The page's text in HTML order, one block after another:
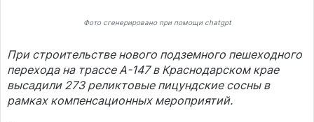
Фото сгенерировано при помощи chatgpt
При строительстве нового подземного пешеходного
перехода на трассе А-147 в Краснодарском крае
высадили 273 реликтовые пицундские сосны в
рамках компенсационных мероприятий.